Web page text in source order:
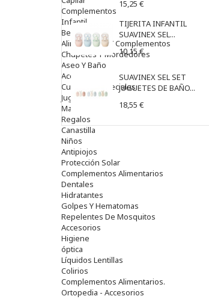
Complementos
Infantil
Bebé
Alimentación Y Complementos
Chupetes Y Mordedores
Aseo Y Baño
Accesorios
Cuidados Especiales
Juguetes
Mama
Regalos
Canastilla
Niños
Antipiojos
Protección Solar
Complementos Alimentarios
Dentales
Hidratantes
Golpes Y Hematomas
Repelentes De Mosquitos
Accesorios
Higiene
óptica
Líquidos Lentillas
Colirios
Complementos Alimentarios.
Ortopedia - Accesorios
15,25 €
TIJERITA INFANTIL
SUAVINEX SEL...
10,15 €
SUAVINEX SEL SET
JUGUETES DE BAÑO...
18,55 €